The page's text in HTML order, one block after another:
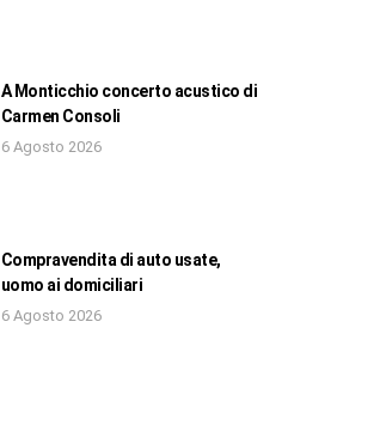
A Monticchio concerto acustico di
Carmen Consoli
6 Agosto 2026
Compravendita di auto usate,
uomo ai domiciliari
6 Agosto 2026